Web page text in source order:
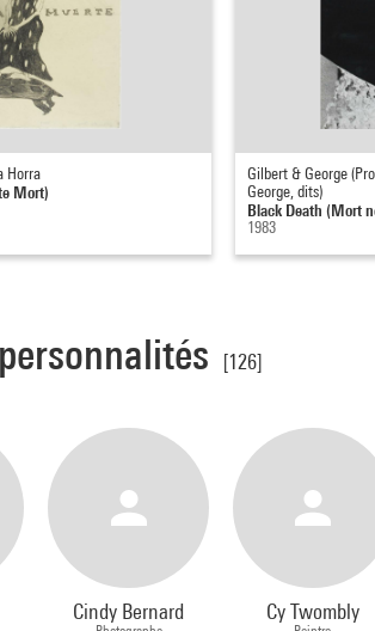
Horra
Mort)
Gilbert & George
George, dits)
Black Death (Mort
1983
[126]
Cindy Bernard Cy Twombly